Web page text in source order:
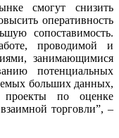
смогут снизить
оперативность
сопоставимость.
проводимой и
занимающимися
потенциальных
больших данных,
проекты по оценке
торговли”, –